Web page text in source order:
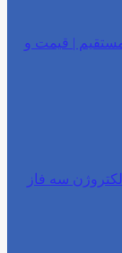
| قیمت و
سه فاز